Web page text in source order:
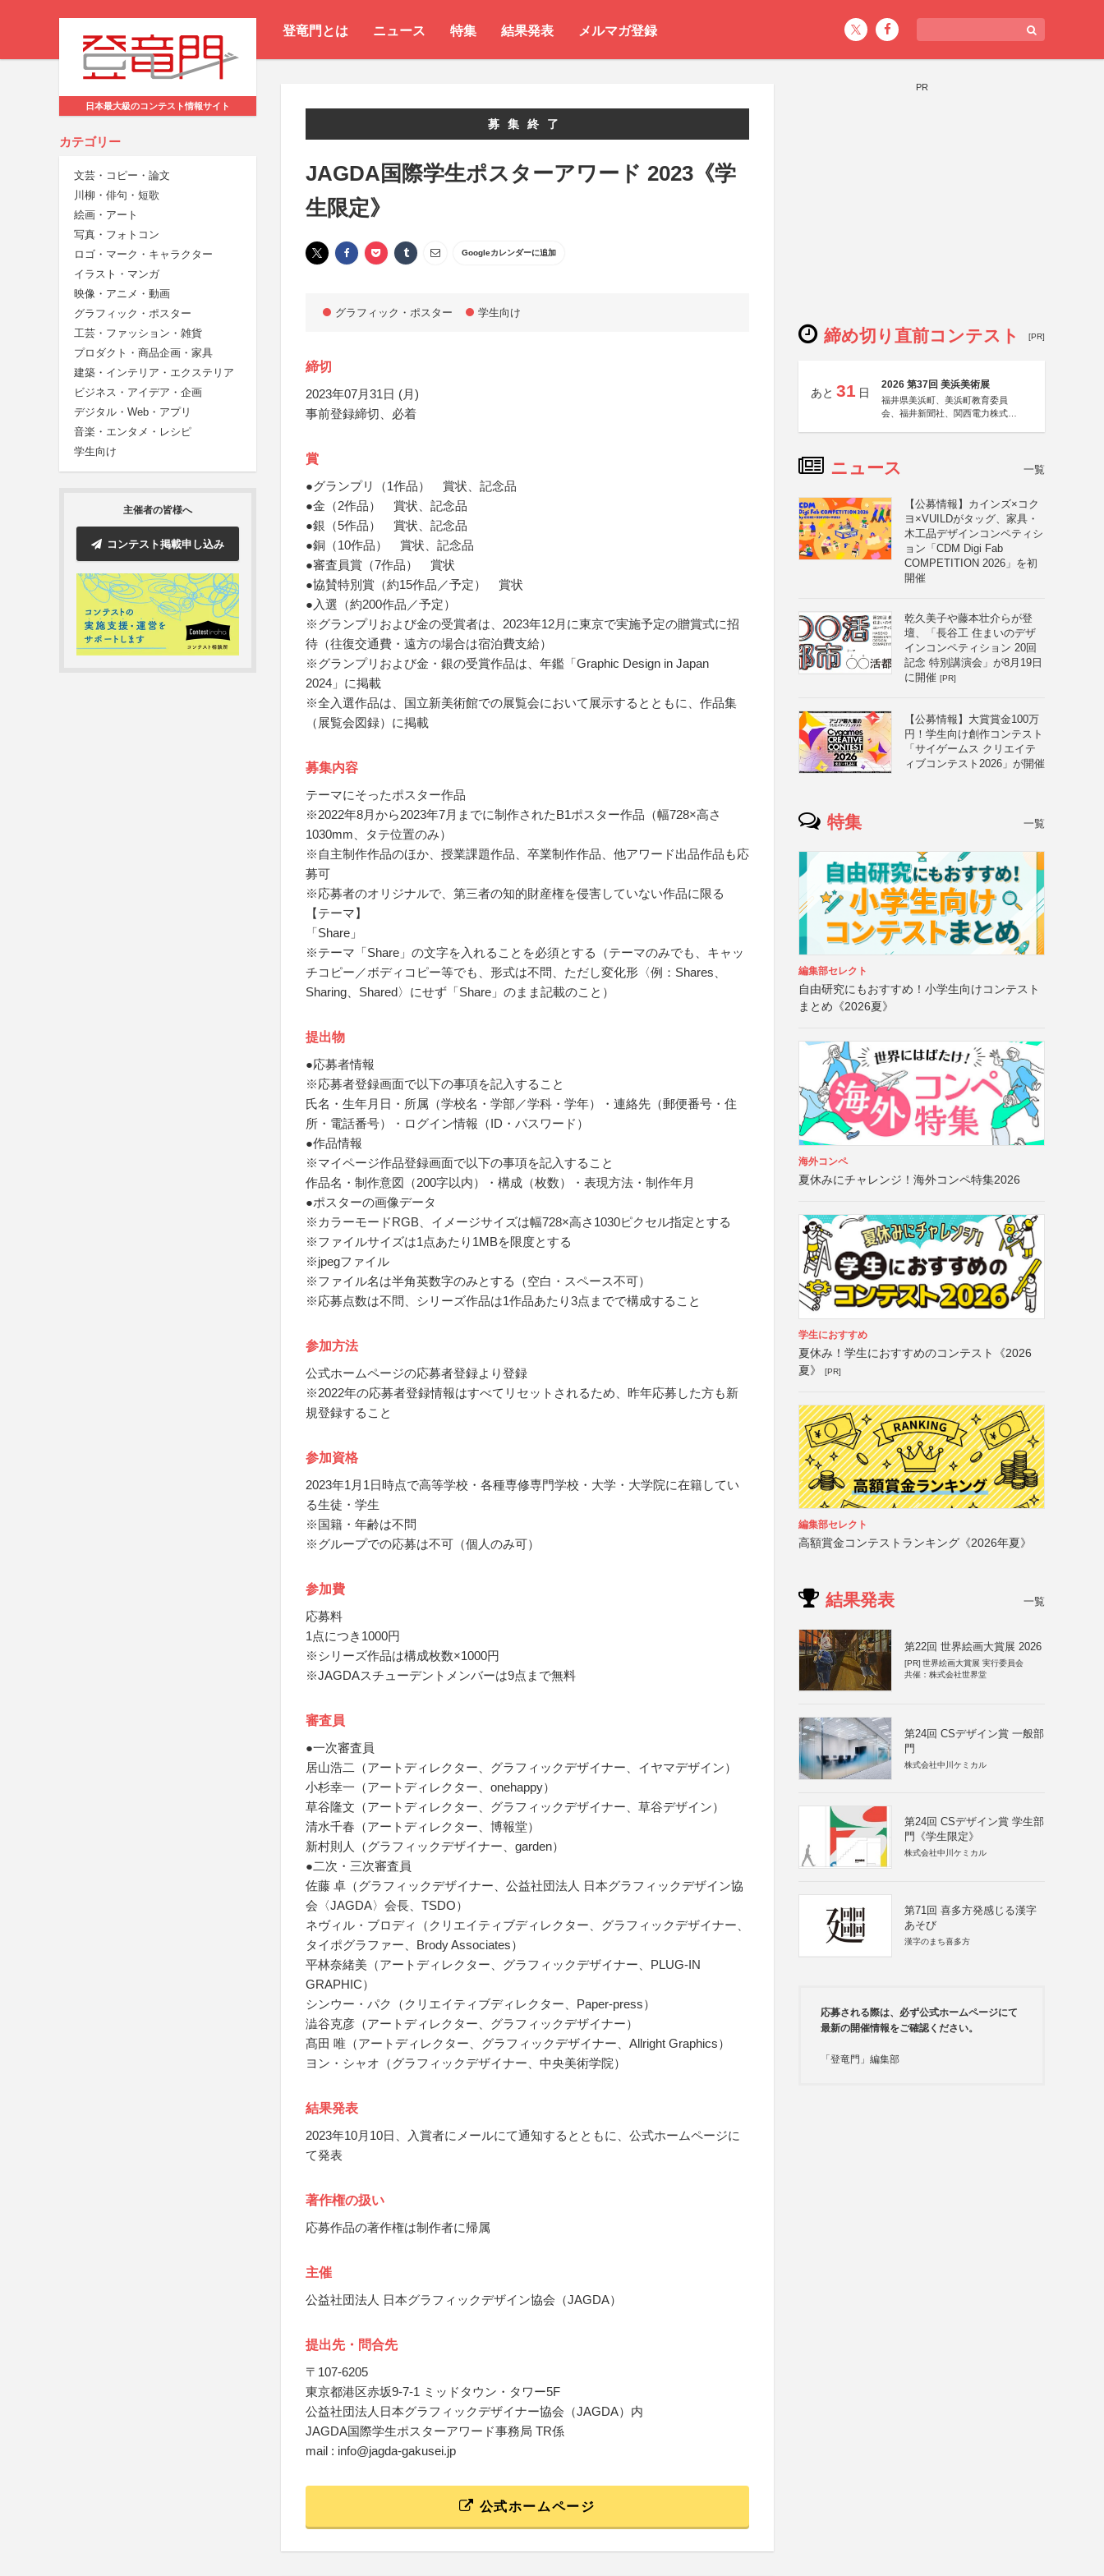
登竜門とは ニュース 特集 結果発表 メルマガ登録
日本最大級のコンテスト情報サイト
カテゴリー
文芸・コピー・論文
川柳・俳句・短歌
絵画・アート
写真・フォトコン
ロゴ・マーク・キャラクター
イラスト・マンガ
映像・アニメ・動画
グラフィック・ポスター
工芸・ファッション・雑貨
プロダクト・商品企画・家具
建築・インテリア・エクステリア
ビジネス・アイデア・企画
デジタル・Web・アプリ
音楽・エンタメ・レシピ
学生向け
主催者の皆様へ
コンテスト掲載申し込み
募集終了
JAGDA国際学生ポスターアワード 2023《学
生限定》
Googleカレンダーに追加
グラフィック・ポスター 学生向け
締切
2023年07月31日 (月)
事前登録締切、必着
賞
●グランプリ（1作品） 賞状、記念品
●金（2作品） 賞状、記念品
●銀（5作品） 賞状、記念品
●銅（10作品） 賞状、記念品
●審査員賞（7作品） 賞状
●協賛特別賞（約15作品／予定） 賞状
●入選（約200作品／予定）
※グランプリおよび金の受賞者は、2023年12月に東京で実施予定の贈賞式に招
待（往復交通費・遠方の場合は宿泊費支給）
※グランプリおよび金・銀の受賞作品は、年鑑「Graphic Design in Japan
2024」に掲載
※全入選作品は、国立新美術館での展覧会において展示するとともに、作品集
（展覧会図録）に掲載
募集内容
テーマにそったポスター作品
※2022年8月から2023年7月までに制作されたB1ポスター作品（幅728×高さ
1030mm、タテ位置のみ）
※自主制作作品のほか、授業課題作品、卒業制作作品、他アワード出品作品も応
募可
※応募者のオリジナルで、第三者の知的財産権を侵害していない作品に限る
【テーマ】
「Share」
※テーマ「Share」の文字を入れることを必須とする（テーマのみでも、キャッ
チコピー／ボディコピー等でも、形式は不問、ただし変化形〈例：Shares、
Sharing、Shared〉にせず「Share」のまま記載のこと）
提出物
●応募者情報
※応募者登録画面で以下の事項を記入すること
氏名・生年月日・所属（学校名・学部／学科・学年）・連絡先（郵便番号・住
所・電話番号）・ログイン情報（ID・パスワード）
●作品情報
※マイページ作品登録画面で以下の事項を記入すること
作品名・制作意図（200字以内）・構成（枚数）・表現方法・制作年月
●ポスターの画像データ
※カラーモードRGB、イメージサイズは幅728×高さ1030ピクセル指定とする
※ファイルサイズは1点あたり1MBを限度とする
※jpegファイル
※ファイル名は半角英数字のみとする（空白・スペース不可）
※応募点数は不問、シリーズ作品は1作品あたり3点までで構成すること
参加方法
公式ホームページの応募者登録より登録
※2022年の応募者登録情報はすべてリセットされるため、昨年応募した方も新
規登録すること
参加資格
2023年1月1日時点で高等学校・各種専修専門学校・大学・大学院に在籍してい
る生徒・学生
※国籍・年齢は不問
※グループでの応募は不可（個人のみ可）
参加費
応募料
1点につき1000円
※シリーズ作品は構成枚数×1000円
※JAGDAスチューデントメンバーは9点まで無料
審査員
●一次審査員
居山浩二（アートディレクター、グラフィックデザイナー、イヤマデザイン）
小杉幸一（アートディレクター、onehappy）
草谷隆文（アートディレクター、グラフィックデザイナー、草谷デザイン）
清水千春（アートディレクター、博報堂）
新村則人（グラフィックデザイナー、garden）
●二次・三次審査員
佐藤 卓（グラフィックデザイナー、公益社団法人 日本グラフィックデザイン協
会〈JAGDA〉会長、TSDO）
ネヴィル・ブロディ（クリエイティブディレクター、グラフィックデザイナー、
タイポグラファー、Brody Associates）
平林奈緒美（アートディレクター、グラフィックデザイナー、PLUG-IN
GRAPHIC）
シンウー・パク（クリエイティブディレクター、Paper-press）
澁谷克彦（アートディレクター、グラフィックデザイナー）
髙田 唯（アートディレクター、グラフィックデザイナー、Allright Graphics）
ヨン・シャオ（グラフィックデザイナー、中央美術学院）
結果発表
2023年10月10日、入賞者にメールにて通知するとともに、公式ホームページに
て発表
著作権の扱い
応募作品の著作権は制作者に帰属
主催
公益社団法人 日本グラフィックデザイン協会（JAGDA）
提出先・問合先
〒107-6205
東京都港区赤坂9-7-1 ミッドタウン・タワー5F
公益社団法人日本グラフィックデザイナー協会（JAGDA）内
JAGDA国際学生ポスターアワード事務局 TR係
mail : info@jagda-gakusei.jp
公式ホームページ
PR
締め切り直前コンテスト [PR]
あと 31 日
2026 第37回 美浜美術展
福井県美浜町、美浜町教育委員
会、福井新聞社、関西電力株式会
ニュース 一覧
【公募情報】カインズ×コク
ヨ×VUILDがタッグ、家具・
木工品デザインコンペティシ
ョン「CDM Digi Fab
COMPETITION 2026」を初
開催
乾久美子や藤本壮介らが登
壇、「長谷工 住まいのデザ
インコンペティション 20回
記念 特別講演会」が8月19日
に開催 [PR]
【公募情報】大賞賞金100万
円！学生向け創作コンテスト
「サイゲームス クリエイテ
ィブコンテスト2026」が開催
特集 一覧
編集部セレクト
自由研究にもおすすめ！小学生向けコンテスト
まとめ《2026夏》
海外コンペ
夏休みにチャレンジ！海外コンペ特集2026
学生におすすめ
夏休み！学生におすすめのコンテスト《2026
夏》
[PR]
編集部セレクト
高額賞金コンテストランキング《2026年夏》
結果発表 一覧
第22回 世界絵画大賞展 2026
[PR] 世界絵画大賞展 実行委員会
共催：株式会社世界堂
第24回 CSデザイン賞 一般部
門
株式会社中川ケミカル
第24回 CSデザイン賞 学生部
門《学生限定》
株式会社中川ケミカル
第71回 喜多方発感じる漢字
あそび
漢字のまち喜多方
応募される際は、必ず公式ホームページにて
最新の開催情報をご確認ください。
「登竜門」編集部